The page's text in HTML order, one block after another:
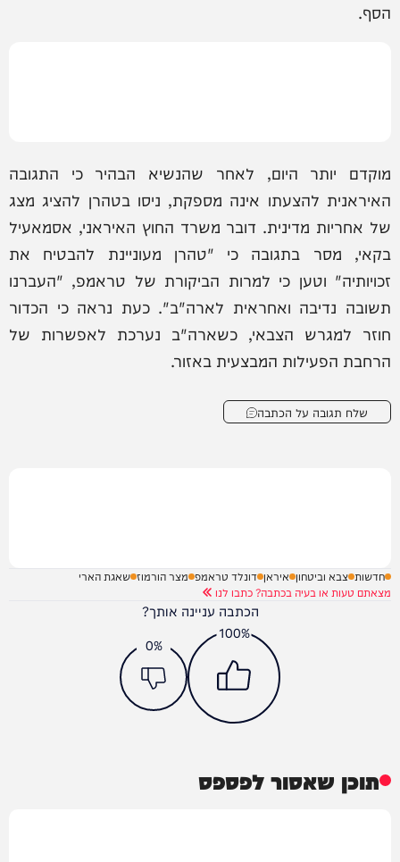
הסף.
מוקדם יותר היום, לאחר שהנשיא הבהיר כי התגובה
האיראנית להצעתו אינה מספקת, ניסו בטהרן להציג מצג
של אחריות מדינית. דובר משרד החוץ האיראני, אסמאעיל
בקאי, מסר בתגובה כי "טהרן מעוניינת להבטיח את
זכויותיה" וטען כי למרות הביקורת של טראמפ, "העברנו
תשובה נדיבה ואחראית לארה"ב". כעת נראה כי הכדור
חוזר למגרש הצבאי, כשארה"ב נערכת לאפשרות של
הרחבת הפעילות המבצעית באזור.
שלח תגובה על הכתבה
חדשות צבא וביטחון איראן דונלד טראמפ מצר הורמוז שאגת הארי
מצאתם טעות או בעיה בכתבה? כתבו לנו
הכתבה עניינה אותך?
100%
0%
תוכן שאסור לפספס